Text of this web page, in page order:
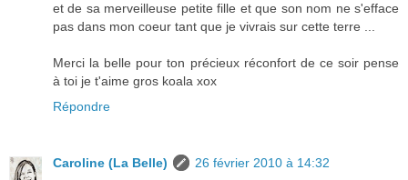
et de sa merveilleuse petite fille et que son nom ne s'efface
pas dans mon coeur tant que je vivrais sur cette terre ...
Merci la belle pour ton précieux réconfort de ce soir pense
à toi je t'aime gros koala xox
Répondre
Caroline (La Belle)
26 février 2010 à 14:32